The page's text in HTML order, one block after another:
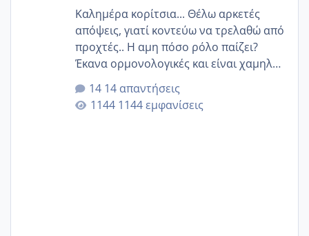
Καλημέρα κορίτσια... Θέλω αρκετές
απόψεις, γιατί κοντεύω να τρελαθώ από
προχτές.. Η αμη πόσο ρόλο παίζει?
Έκανα ορμονολογικές και είναι χαμηλή
για την ηλικία μου.. Είχα ήδη μια
εγκυμοσύνη, που έπρεπε να τερματιστεί
στην 27η εβδομάδα και προσπαθώ 7
14 απαντήσεις
1144 εμφανίσεις